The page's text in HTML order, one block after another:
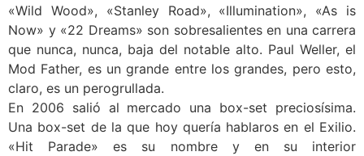
«Wild Wood», «Stanley Road», «Illumination», «As is
Now» y «22 Dreams» son sobresalientes en una carrera
que nunca, nunca, baja del notable alto. Paul Weller, el
Mod Father, es un grande entre los grandes, pero esto,
claro, es un perogrullada.
En 2006 salió al mercado una box-set preciosísima.
Una box-set de la que hoy quería hablaros en el Exilio.
«Hit Parade» es su nombre y en su interior